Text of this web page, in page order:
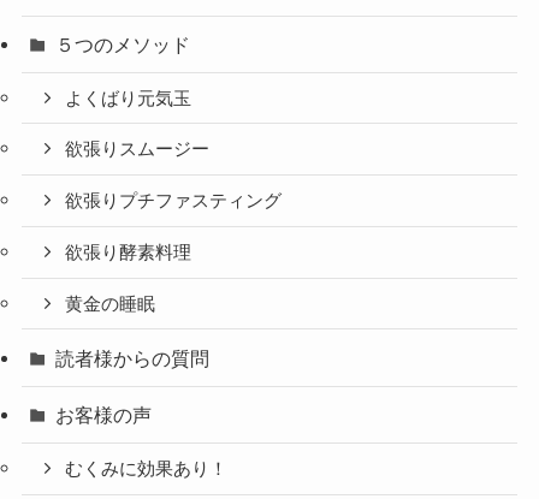
５つのメソッド
よくばり元気玉
欲張りスムージー
欲張りプチファスティング
欲張り酵素料理
黄金の睡眠
読者様からの質問
お客様の声
むくみに効果あり！